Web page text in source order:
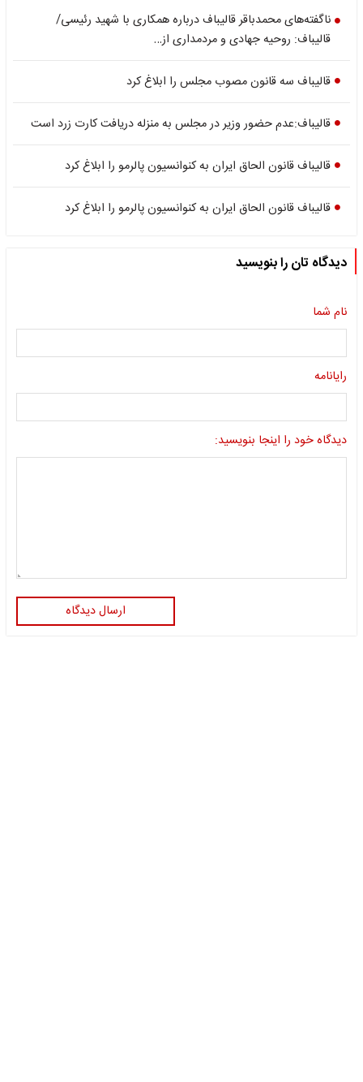
ناگفته‌های محمدباقر قالیباف درباره همکاری با شهید رئیسی/
قالیباف: روحیه جهادی و مردمداری از…
قالیباف سه قانون مصوب مجلس را ابلاغ کرد
قالیباف:عدم حضور وزیر در مجلس به منزله دریافت کارت زرد است
قالیباف قانون الحاق ایران به کنوانسیون پالرمو را ابلاغ کرد
قالیباف قانون الحاق ایران به کنوانسیون پالرمو را ابلاغ کرد
دیدگاه تان را بنویسید
نام شما
رایانامه
دیدگاه خود را اینجا بنویسید:
ارسال دیدگاه